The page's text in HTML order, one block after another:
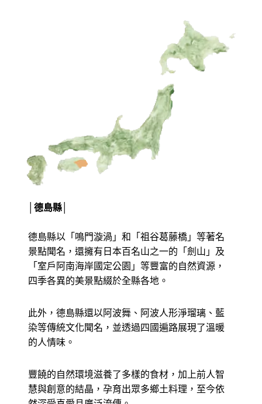
│德島縣
德島縣以「鳴門漩渦」和「祖谷葛藤橋」等著名
景點聞名，還擁有日本百名山之一的「劍山」及
「室戶阿南海岸國定公園」等豐富的自然資源，
四季各異的美景點綴於全縣各地。
此外，德島縣還以阿波舞、阿波人形淨瑠璃、藍
染等傳統文化聞名，並透過四國遍路展現了溫暖
的人情味。
豐饒的自然環境滋養了多樣的食材，加上前人智
慧與創意的結晶，孕育出眾多鄉土料理，至今依